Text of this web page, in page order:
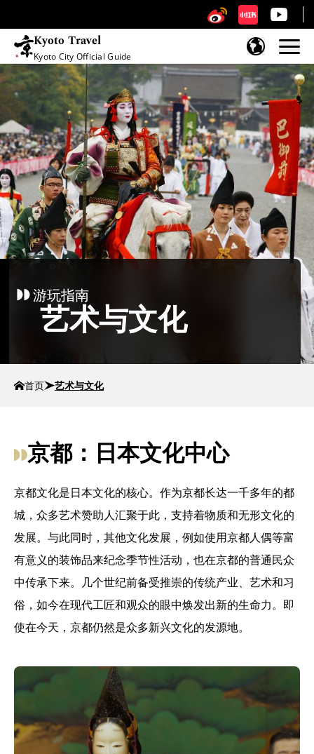
Kyoto Travel
Kyoto City Official Guide
跳至内容
游玩指南
艺术与文化
首页 艺术与文化
京都：日本文化中心
京都文化是日本文化的核心。作为京都长达一千多年的都
城，众多艺术赞助人汇聚于此，支持着物质和无形文化的
发展。与此同时，其他文化发展，例如使用京都人偶等富
有意义的装饰品来纪念季节性活动，也在京都的普通民众
中传承下来。几个世纪前备受推崇的传统产业、艺术和习
俗，如今在现代工匠和观众的眼中焕发出新的生命力。即
使在今天，京都仍然是众多新兴文化的发源地。